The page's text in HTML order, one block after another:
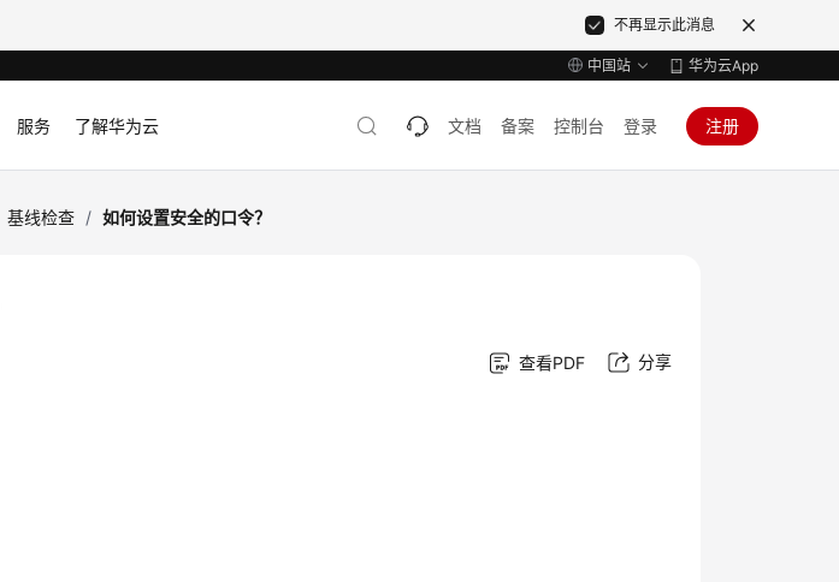
不再显示此消息
中国站 华为云App
服务 了解华为云 文档 备案 控制台 登录 注册
基线检查 / 如何设置安全的口令？
查看PDF 分享